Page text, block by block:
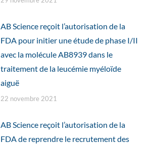
AB Science reçoit l’autorisation de la
FDA pour initier une étude de phase I/II
avec la molécule AB8939 dans le
traitement de la leucémie myéloïde
aiguë
22 novembre 2021
AB Science reçoit l’autorisation de la
FDA de reprendre le recrutement des